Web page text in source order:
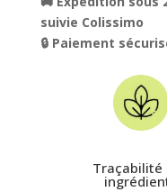
suivie Colissimo
🔒 Paiement
Traçabilité